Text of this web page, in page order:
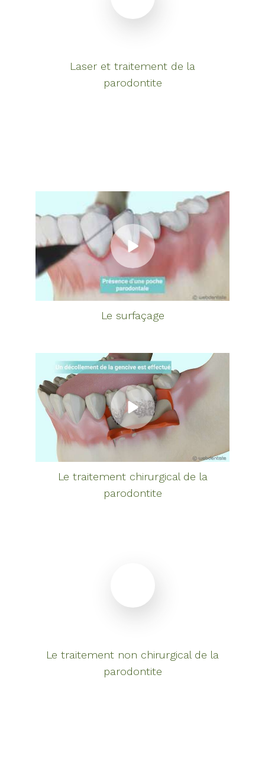
Laser et traitement de la
parodontite
Le surfaçage
Le traitement chirurgical de la
parodontite
Le traitement non chirurgical de la
parodontite